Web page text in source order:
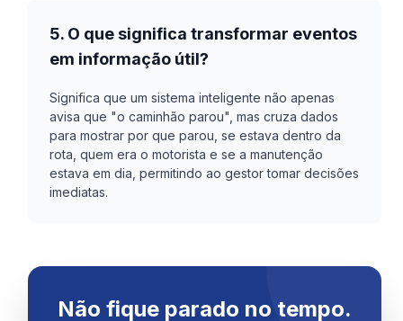
5. O que significa transformar eventos
em informação útil?
Significa que um sistema inteligente não apenas
avisa que "o caminhão parou", mas cruza dados
para mostrar por que parou, se estava dentro da
rota, quem era o motorista e se a manutenção
estava em dia, permitindo ao gestor tomar decisões
imediatas.
Não fique parado no tempo.